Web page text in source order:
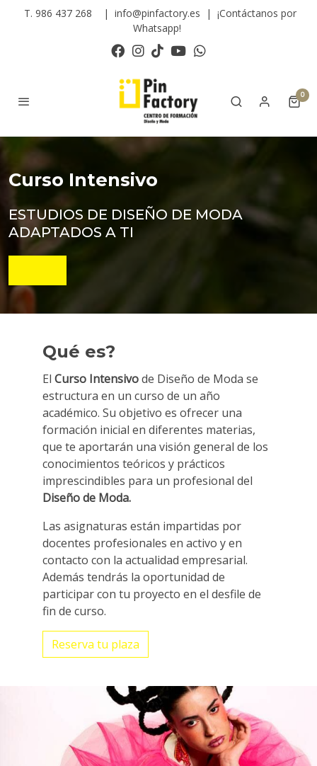
T. 986 437 268 | info@pinfactory.es | ¡Contáctanos por
Whatsapp!
0
Curso Intensivo
ESTUDIOS DE DISEÑO DE MODA
ADAPTADOS A TI
Qué es?
El Curso Intensivode Diseño de Moda se
estructura en un curso de un año
académico. Su objetivo es ofrecer una
formación inicial en diferentes materias,
que te aportarán una visión general de los
conocimientos teóricos y prácticos
imprescindibles para un profesional del
Diseño de Moda.
Las asignaturas están impartidas por
docentes profesionales en activo y en
contacto con la actualidad empresarial.
Además tendrás la oportunidad de
participar con tu proyecto en el desfile de
fin de curso.
Reserva tu plaza